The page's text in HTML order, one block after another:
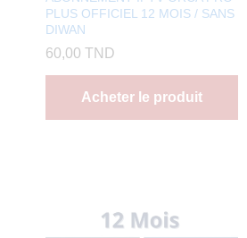
PLUS OFFICIEL 12 MOIS / SANS
DIWAN
60,00 TND
Acheter le produit